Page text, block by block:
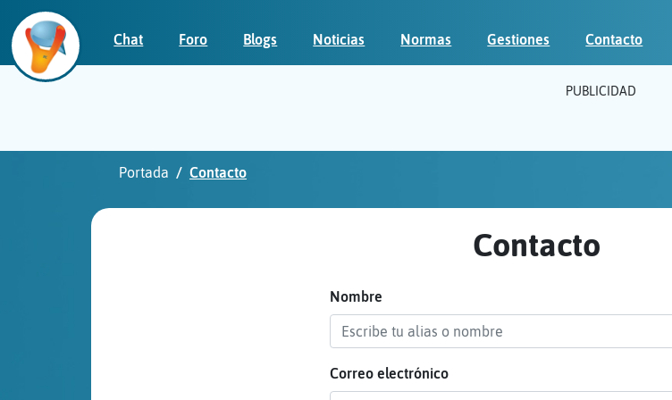
Chat Foro Blogs Noticias Normas Gestiones Contacto
PUBLICIDAD
Portada Contacto
Contacto
Nombre
Correo electrónico
Iniciar